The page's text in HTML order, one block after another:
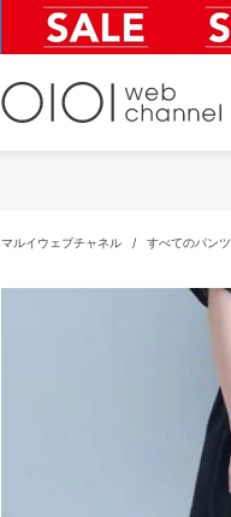
マルイウェブチャネル / すべてのパンツ